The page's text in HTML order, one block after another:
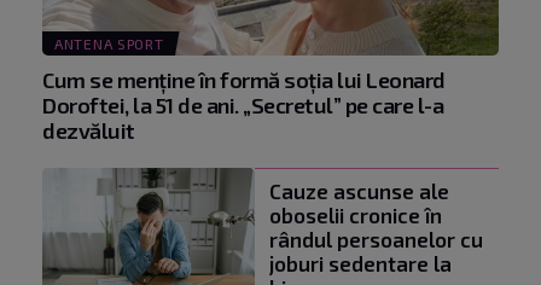
ANTENA SPORT
Cum se menţine în formă soţia lui Leonard
Doroftei, la 51 de ani. „Secretul” pe care l-a
dezvăluit
Cauze ascunse ale
oboselii cronice în
rândul persoanelor cu
joburi sedentare la